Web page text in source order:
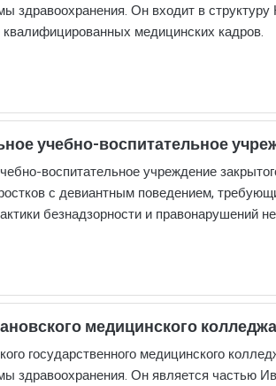
здравоохранения. Он входит в
квалифицированных медицинских кадров.
учебно-воспитательное
воспитательное учреждение
с девиантным поведением,
безнадзорности и правонарушений
медицинского колледжа
государственного медицинского
здравоохранения. Он является частью